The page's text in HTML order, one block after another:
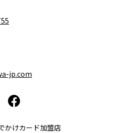
jp.com
かけカード加盟店